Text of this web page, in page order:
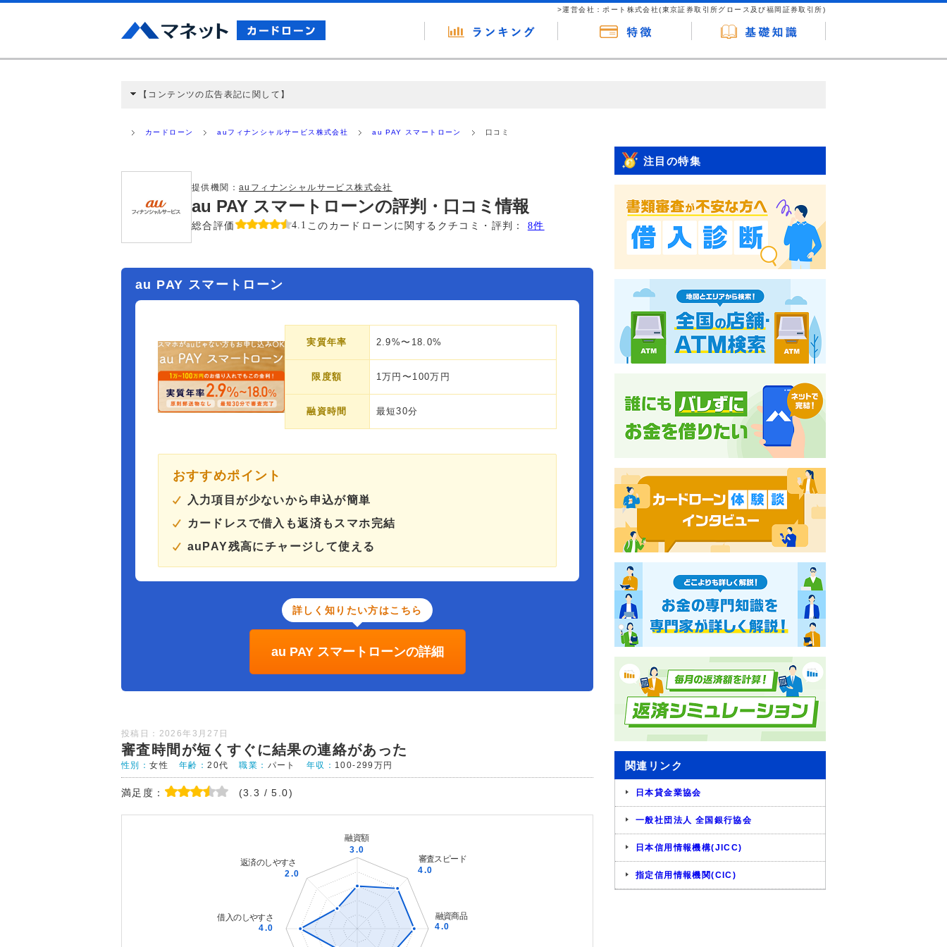
>運営会社：ポート株式会社(東京証券取引所グロース及び福岡証券取引所)
【コンテンツの広告表記に関して】
ミ収集などに基づき、公平性を担保した情報提供を行っています。
カードローン auフィナンシャルサービス株式会社 au PAY スマートローン 口コミ
提供機関： auフィナンシャルサービス株式会社
au PAY スマートローンの評判・口コミ情報
総合評価 4.1 このカードローンに関するクチコミ・評判： 8件
au PAY スマートローン
実質年率 2.9%〜18.0%
限度額 1万円〜100万円
融資時間 最短30分
おすすめポイント
入力項目が少ないから申込が簡単
カードレスで借入も返済もスマホ完結
auPAY残高にチャージして使える
詳しく知りたい方はこちら
au PAY スマートローンの詳細
投稿日：2026年3月27日
審査時間が短くすぐに結果の連絡があった
性別：女性 年齢：20代 職業： パート 年収： 100-299万円
満足度： (3.3 / 5.0)
注目の特集
関連リンク
日本貸金業協会
一般社団法人 全国銀行協会
日本信用情報機構(JICC)
指定信用情報機関(CIC)